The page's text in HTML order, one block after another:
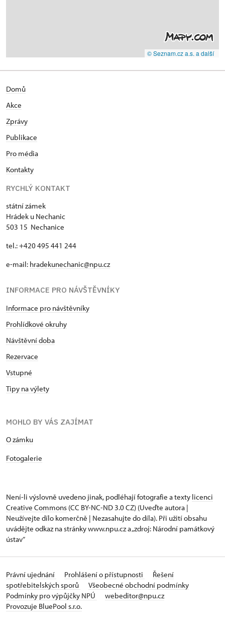
© Seznam.cz a.s. a další
Domů
Akce
Zprávy
Publikace
Pro média
Kontakty
RYCHLÝ KONTAKT
státní zámek
Hrádek u Nechanic
503 15 Nechanice
tel.: +420 495 441 244
e-mail: hradekunechanic@npu.cz
INFORMACE PRO NÁVŠTĚVNÍKY
Informace pro návštěvníky
Prohlídkové okruhy
Návštěvní doba
Rezervace
Vstupné
Tipy na výlety
MOHLO BY VÁS ZAJÍMAT
O zámku
Fotogalerie
Není-li výslovně uvedeno jinak, podléhají fotografie a texty licenci
Creative Commons (CC BY-NC-ND 3.0 CZ) (Uveďte autora |
Neužívejte dílo komerčně | Nezasahujte do díla). Při užití obsahu
uvádějte odkaz na stránky www.npu.cz a „zdroj: Národní památkový
ústav“
Právní ujednání Prohlášení o přístupnosti
Řešení
spotřebitelských sporů
Všeobecné obchodní podmínky
Podmínky pro výpůjčky NPÚ
webeditor@npu.cz
Provozuje BluePool s.r.o.